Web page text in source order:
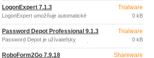
LogonExpert 7.1.3
LogonExpert umožňuje automatické
prihlasovanie do systému Windows.
Trialware
0 kB
Password Depot Professional 9.1.3
Password Depot je užívateľsky
priateľský nástroj pre bezpečnú správu a
úschovu hesiel.
Trialware
0 kB
RoboForm2Go 7.9.18 Shareware